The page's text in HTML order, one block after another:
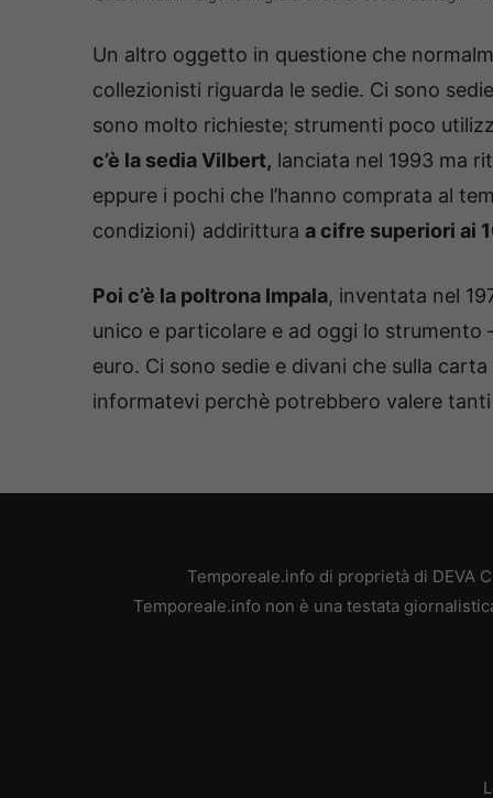
Un altro oggetto in questione che
collezionisti riguarda le sedie. Ci sono
sono molto richieste; strumenti poco
c’è la sedia Vilbert, lanciata nel 1993 ma
eppure i pochi che l’hanno comprata al
condizioni) addirittura a cifre superiori ai
Poi c’è la poltrona Impala, inventata nel
unico e particolare e ad oggi lo strumento
euro. Ci sono sedie e divani che sulla
informatevi perchè potrebbero valere tanti
Temporeale.info di proprietà di DEVA
Temporeale.info non è una testata